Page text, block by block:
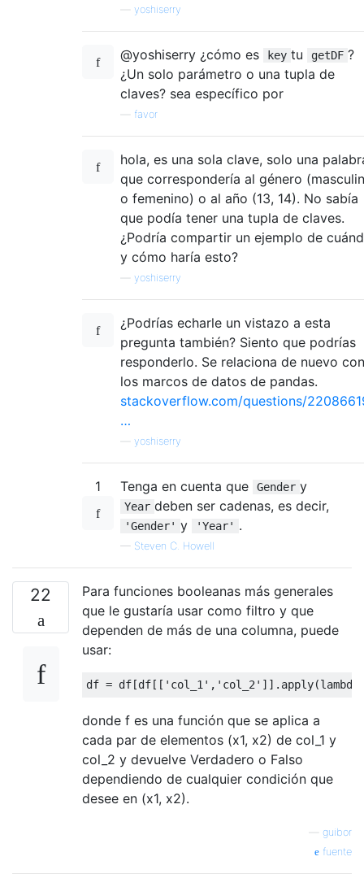
yoshiserry
@yoshiserry ¿cómo es key tu getDF ?
¿Un solo parámetro o una tupla de
claves? sea ​​específico por
favor
hola, es una sola clave, solo una
que correspondería al género
o femenino) o al año (13, 14). No sabía
que podía tener una tupla de claves.
¿Podría compartir un ejemplo de
y cómo haría esto?
yoshiserry
¿Podrías echarle un vistazo a esta
pregunta también? Siento que podrías
responderlo. Se relaciona de nuevo con
los marcos de datos de pandas.
stackoverflow.com/questions/
…
yoshiserry
1 Tenga en cuenta que Gender y
Year deben ser cadenas, es decir,
'Gender' y 'Year' .
— Steven C. Howell
22
Para funciones booleanas más generales
que le gustaría usar como filtro y que
dependen de más de una columna, puede
usar:
df = df[df[[ 'col_1' , 'col_2' ]]. apply(lambda
donde f es una función que se aplica a
cada par de elementos (x1, x2) de col_1 y
col_2 y devuelve Verdadero o Falso
dependiendo de cualquier condición que
desee en (x1, x2).
guibor
fuente